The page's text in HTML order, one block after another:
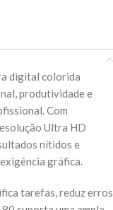
digital colorida
produtividade e
Com
Ultra HD
nítidos e
gráfica.
tarefas, reduz erros